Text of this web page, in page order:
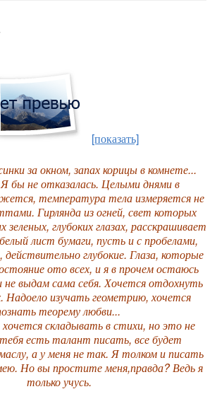
[показать]
за окном, запахкорицы в комнете...
бы не отказалась. Целыми днями в
температура тела измеряется не
Гирлянда из огней, свет которых
зеленых, глубоких глазах, расскрашивает
лист бумаги, пусть и спробелами,
глубокие. Глаза, которые
ото всех, и я в прочем остаюсь
невыдам сама себя. Хочется отдохнуть
Надоело изучать геометрию, хочется
теорему любви...
складывать в стихи, но это не
есть талант писать, все будет
а у меня не так. Я толком и писать
Но вы простите меня,правда? Ведь я
только учусь.